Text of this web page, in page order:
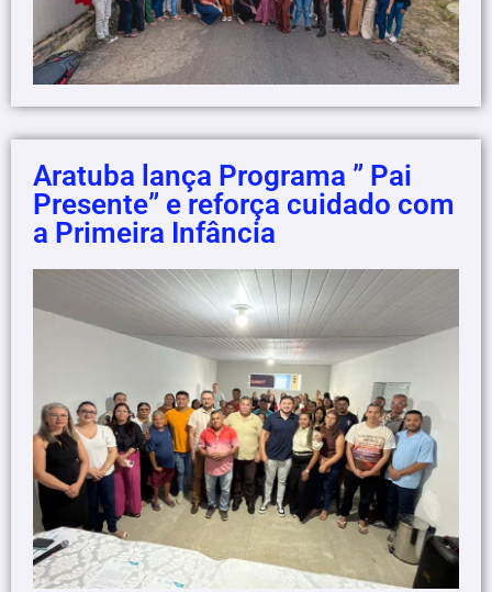
Aratuba lança Programa ” Pai
Presente” e reforça cuidado com
a Primeira Infância